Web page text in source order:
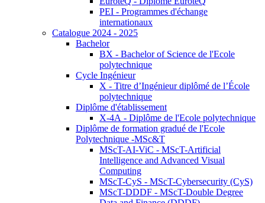
PEI - Programmes d'échange
internationaux
Catalogue 2024 - 2025
Bachelor
BX - Bachelor of Science de l'Ecole
polytechnique
Cycle Ingénieur
X - Titre d’Ingénieur diplômé de l’École
polytechnique
Diplôme d'établissement
X-4A - Diplôme de l'Ecole polytechnique
Diplôme de formation gradué de l'Ecole
Polytechnique -MSc&T
MScT-AI-ViC - MScT-Artificial
Intelligence and Advanced Visual
Computing
MScT-CyS - MScT-Cybersecurity (CyS)
MScT-DDDF - MScT-Double Degree